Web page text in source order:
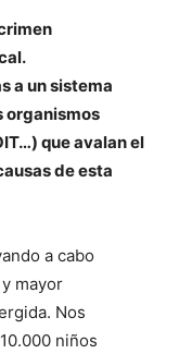
a un sistema
organismos
que avalan el
de esta
a cabo
mayor
Nos
niños